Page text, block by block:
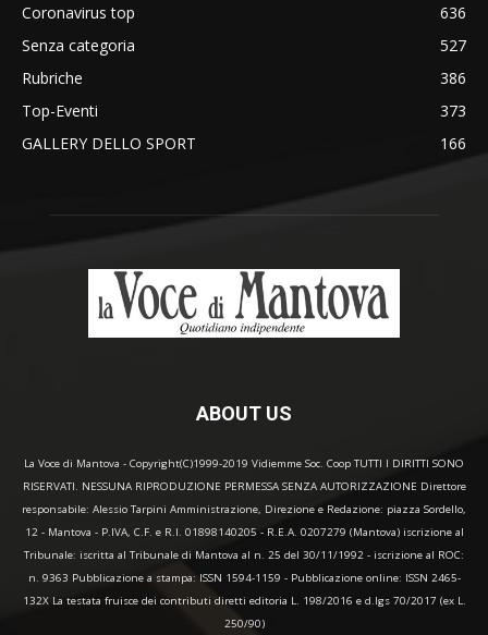
Coronavirus top
636
Senza categoria
527
Rubriche
386
Top-Eventi
373
GALLERY DELLO SPORT
166
ABOUT US
La Voce di Mantova - Copyright(C)1999-2019 Vidiemme Soc. Coop TUTTI I DIRITTI SONO
RISERVATI. NESSUNA RIPRODUZIONE PERMESSA SENZA AUTORIZZAZIONE Direttore
responsabile: Alessio Tarpini Amministrazione, Direzione e Redazione: piazza Sordello,
12 - Mantova - P.IVA, C.F. e R.I. 01898140205 - R.E.A. 0207279 (Mantova) iscrizione al
Tribunale: iscritta al Tribunale di Mantova al n. 25 del 30/11/1992 - iscrizione al ROC:
n. 9363 Pubblicazione a stampa: ISSN 1594-1159 - Pubblicazione online: ISSN 2465-
132X La testata fruisce dei contributi diretti editoria L. 198/2016 e d.lgs 70/2017 (ex L.
250/90)